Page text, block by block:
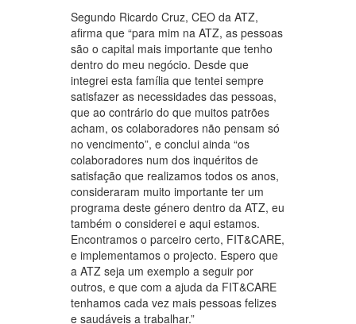
Segundo Ricardo Cruz, CEO da ATZ,
afirma que “para mim na ATZ, as pessoas
são o capital mais importante que tenho
dentro do meu negócio. Desde que
integrei esta família que tentei sempre
satisfazer as necessidades das pessoas,
que ao contrário do que muitos patrões
acham, os colaboradores não pensam só
no vencimento”, e conclui ainda “os
colaboradores num dos inquéritos de
satisfação que realizamos todos os anos,
consideraram muito importante ter um
programa deste género dentro da ATZ, eu
também o considerei e aqui estamos.
Encontramos o parceiro certo, FIT&CARE,
e implementamos o projecto. Espero que
a ATZ seja um exemplo a seguir por
outros, e que com a ajuda da FIT&CARE
tenhamos cada vez mais pessoas felizes
e saudáveis a trabalhar.”